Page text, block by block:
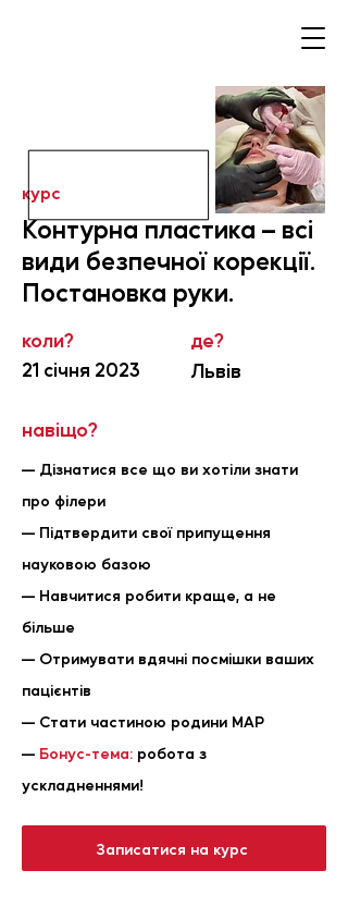
Контурна пластика – всі
види безпечної корекції.
Постановка руки.
Записатися на курс
курс
коли?
21 січня 2023
де?
Львів
навіщо?
— Дізнатися все що ви хотіли знати
про філери
— Підтвердити свої припущення
науковою базою
— Навчитися робити краще, а не
більше
— Отримувати вдячні посмішки ваших
пацієнтів
— Стати частиною родини МАР
— Бонус-тема: робота з
ускладненнями!